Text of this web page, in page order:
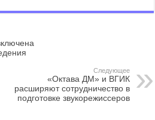
Следующее
«Октава ДМ» и ВГИК
расширяют сотрудничество в
подготовке звукорежиссеров